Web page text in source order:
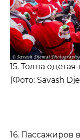
15. Толпа
(Фото: Savash
16. Пассажиров